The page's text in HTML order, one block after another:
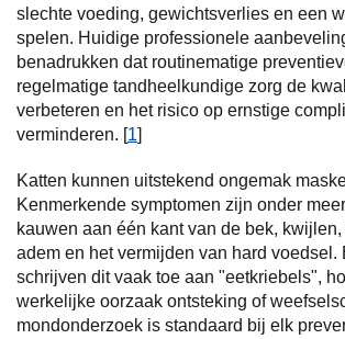
slechte voeding, gewichtsverlies en een
spelen. Huidige professionele
benadrukken dat routinematige
regelmatige tandheelkundige zorg de
verbeteren en het risico op ernstige
verminderen. [1]
Katten kunnen uitstekend ongemak
Kenmerkende symptomen zijn onder
kauwen aan één kant van de bek,
adem en het vermijden van hard voedsel.
schrijven dit vaak toe aan "eetkriebels",
werkelijke oorzaak ontsteking of
mondonderzoek is standaard bij elk